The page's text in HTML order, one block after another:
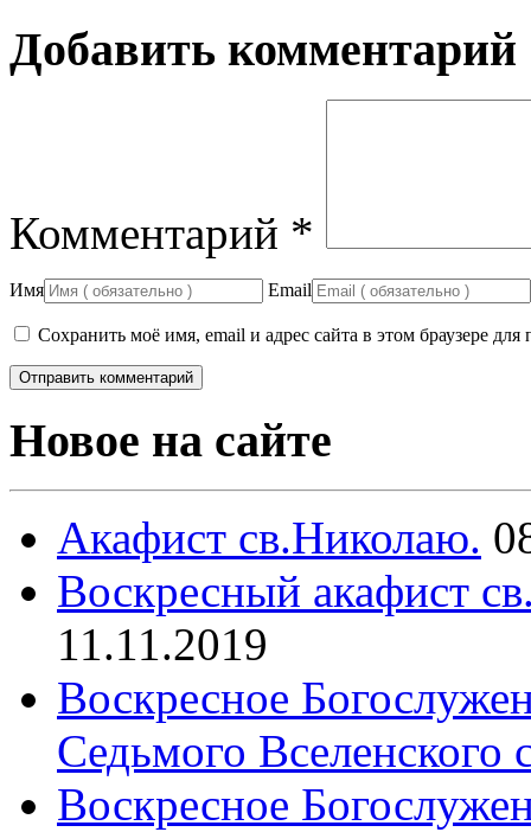
Добавить комментарий
Комментарий *
Имя Email
Сохранить моё имя, email и адрес сайта в этом браузере
Новое на сайте
Акафист св.Николаю.
Воскресный акафист
11.11.2019
Воскресное
Седьмого Вселенского
Воскресное